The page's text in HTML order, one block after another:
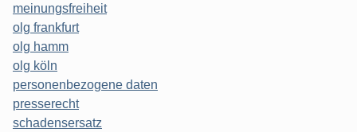
meinungsfreiheit
olg frankfurt
olg hamm
olg köln
personenbezogene daten
presserecht
schadensersatz